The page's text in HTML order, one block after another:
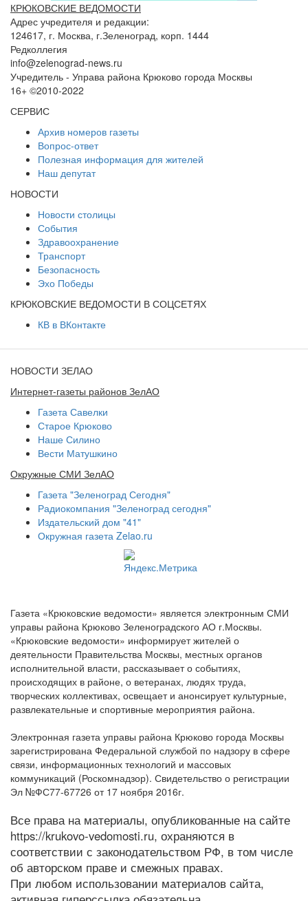
КРЮКОВСКИЕ ВЕДОМОСТИ
Адрес учредителя и редакции:
124617, г. Москва, г.Зеленоград, корп. 1444
Редколлегия
info@zelenograd-news.ru
Учредитель - Управа района Крюково города Москвы
16+ ©2010-2022
СЕРВИС
Архив номеров газеты
Вопрос-ответ
Полезная информация для жителей
Наш депутат
НОВОСТИ
Новости столицы
События
Здравоохранение
Транспорт
Безопасность
Эхо Победы
КРЮКОВСКИЕ ВЕДОМОСТИ В СОЦСЕТЯХ
КВ в ВКонтакте
НОВОСТИ ЗЕЛАО
Интернет-газеты районов ЗелАО
Газета Савелки
Старое Крюково
Наше Силино
Вести Матушкино
Окружные СМИ ЗелАО
Газета "Зеленоград Сегодня"
Радиокомпания "Зеленоград сегодня"
Издательский дом "41"
Окружная газета Zelao.ru
Газета «Крюковские ведомости» является электронным СМИ
управы района Крюково Зеленоградского АО г.Москвы.
«Крюковские ведомости» информирует жителей о
деятельности Правительства Москвы, местных органов
исполнительной власти, рассказывает о событиях,
происходящих в районе, о ветеранах, людях труда,
творческих коллективах, освещает и анонсирует культурные,
развлекательные и спортивные мероприятия района.
Электронная газета управы района Крюково города Москвы
зарегистрирована Федеральной службой по надзору в сфере
связи, информационных технологий и массовых
коммуникаций (Роскомнадзор). Свидетельство о регистрации
Эл №ФС77-67726 от 17 ноября 2016г.
Все права на материалы, опубликованные на сайте
https://krukovo-vedomosti.ru, охраняются в
соответствии с законодательством РФ, в том числе
об авторском праве и смежных правах.
При любом использовании материалов сайта,